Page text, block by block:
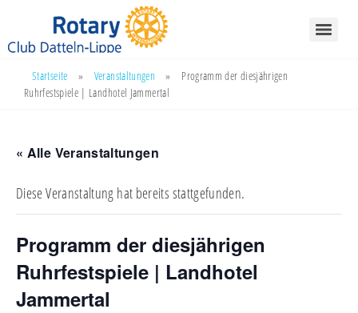
Startseite » Veranstaltungen »
Programm der diesjährigen
Ruhrfestspiele | Landhotel Jammertal
« Alle Veranstaltungen
Diese Veranstaltung hat bereits stattgefunden.
Programm der diesjährigen
Ruhrfestspiele | Landhotel
Jammertal